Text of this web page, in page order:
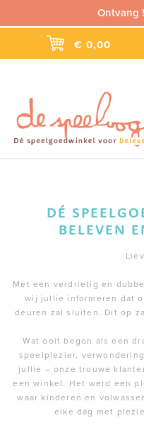
Ontvang
€ 0,00
DÉ
BELEVEN
Met een verdrietig en
wij jullie informeren dat
deuren zal sluiten. Dit op
Wat ooit begon als een
speelplezier,
jullie – onze trouwe
een winkel. Het werd een
waar kinderen en
elke dag met